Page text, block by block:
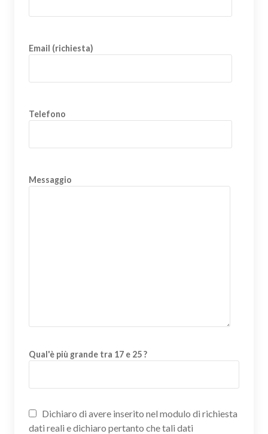
Email (richiesta)
Telefono
Messaggio
Qual'è più grande tra 17 e 25 ?
Dichiaro di avere inserito nel modulo di richiesta
dati reali e dichiaro pertanto che tali dati